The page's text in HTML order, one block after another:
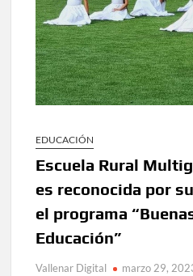
EDUCACIÓN
Escuela Rural
es reconocida por
el programa
Educación”
Vallenar Digital marzo 29,